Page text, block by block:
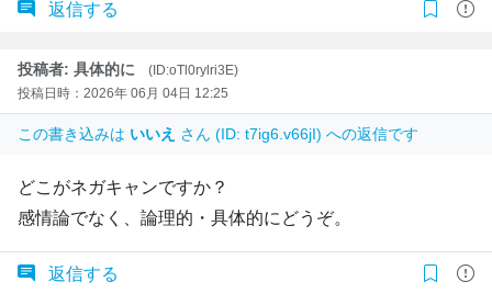
返信する
投稿者: 具体的に
(ID:oTl0rylri3E)
投稿日時：2026年 06月 04日 12:25
この書き込みは いいえ さん (ID: t7ig6.v66jI) への返信です
どこがネガキャンですか？
感情論でなく、論理的・具体的にどうぞ。
返信する